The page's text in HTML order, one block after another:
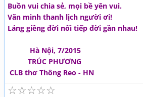
Buồn vui chia sẻ, mọi bề yên vui.
Văn minh thanh lịch người ơi!
Láng giềng đời nối tiếp đời gần nhau!
Hà Nội, 7/2015
TRÚC PHƯƠNG
CLB thơ Thông Reo - HN
☆
☆
☆
☆
☆